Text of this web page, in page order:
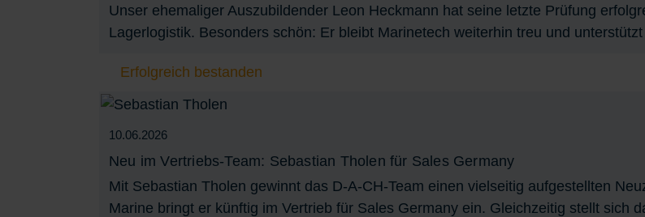
Unser ehemaliger Auszubildender Leon Heckmann hat seine letzte Prüfung
Lagerlogistik. Besonders schön: Er bleibt Marinetech weiterhin treu und
Erfolgreich bestanden
10.06.2026
Neu im Vertriebs-Team: Sebastian Tholen für Sales Germany
Mit Sebastian Tholen gewinnt das D-A-CH-Team einen vielseitig aufgestellten
Marine bringt er künftig im Vertrieb für Sales Germany ein. Gleichzeitig stellt sich